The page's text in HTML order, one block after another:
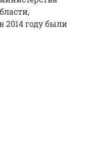
2014 году были